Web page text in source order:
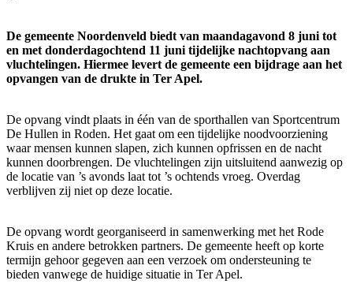
De gemeente Noordenveld biedt van maandagavond 8 juni tot
en met donderdagochtend 11 juni tijdelijke nachtopvang aan
vluchtelingen. Hiermee levert de gemeente een bijdrage aan het
opvangen van de drukte in Ter Apel.
De opvang vindt plaats in één van de sporthallen van Sportcentrum
De Hullen in Roden. Het gaat om een tijdelijke noodvoorziening
waar mensen kunnen slapen, zich kunnen opfrissen en de nacht
kunnen doorbrengen. De vluchtelingen zijn uitsluitend aanwezig op
de locatie van ’s avonds laat tot ’s ochtends vroeg. Overdag
verblijven zij niet op deze locatie.
De opvang wordt georganiseerd in samenwerking met het Rode
Kruis en andere betrokken partners. De gemeente heeft op korte
termijn gehoor gegeven aan een verzoek om ondersteuning te
bieden vanwege de huidige situatie in Ter Apel.